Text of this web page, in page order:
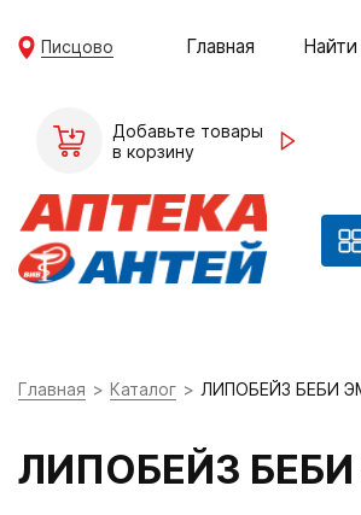
Писцово Главная Найти
Добавьте товары
в корзину
Главная Каталог ЛИПОБЕЙЗ БЕБИ
ЛИПОБЕЙЗ